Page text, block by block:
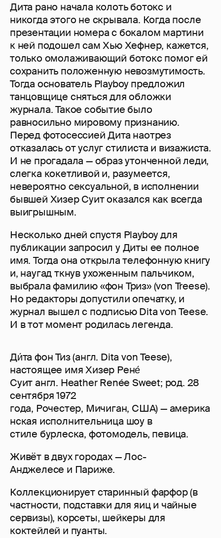
Дита рано начала колоть ботокс и
никогда этого не скрывала. Когда после
презентации номера с бокалом мартини
к ней подошел сам Хью Хефнер, кажется,
только омолаживающий ботокс помог ей
сохранить положенную невозмутимость.
Тогда основатель Playboy предложил
танцовщице сняться для обложки
журнала. Такое событие было
равносильно мировому признанию.
Перед фотосессией Дита наотрез
отказалась от услуг стилиста и визажиста.
И не прогадала — образ утонченной леди,
слегка кокетливой и, разумеется,
невероятно сексуальной, в исполнении
бывшей Хизер Суит оказался как всегда
выигрышным.
Несколько дней спустя Playboy для
публикации запросил у Диты ее полное
имя. Тогда она открыла телефонную книгу
и, наугад ткнув ухоженным пальчиком,
выбрала фамилию «фон Триз» (von Treese).
Но редакторы допустили опечатку, и
журнал вышел с подписью Dita von Teese.
И в тот момент родилась легенда.
Ди́та фон Тиз (англ. Dita von Teese),
настоящее имя Хизер Рене́
Суит англ. Heather Renée Sweet; род. 28
сентября 1972
года, Рочестер, Мичиган, США) — америка
нская исполнительница шоу в
стиле бурлеска, фотомодель, певица.
Живёт в двух городах — Лос-
Анджелесе и Париже.
Коллекционирует старинный фарфор (в
частности, подставки для яиц и чайные
сервизы), корсеты, шейкеры для
коктейлей и пуанты.